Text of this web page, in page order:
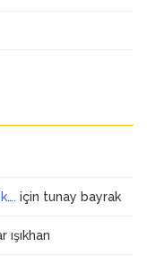
için tunay bayrak
ışıkhan